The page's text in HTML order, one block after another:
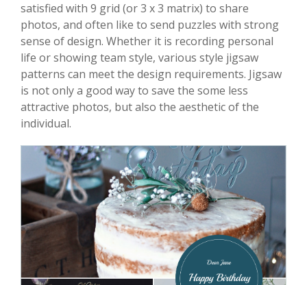
satisfied with 9 grid (or 3 x 3 matrix) to share
photos, and often like to send puzzles with strong
sense of design. Whether it is recording personal
life or showing team style, various style jigsaw
patterns can meet the design requirements. Jigsaw
is not only a good way to save the some less
attractive photos, but also the aesthetic of the
individual.